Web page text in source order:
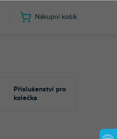
Nákupní košík
Příslušenství pro
kolečka